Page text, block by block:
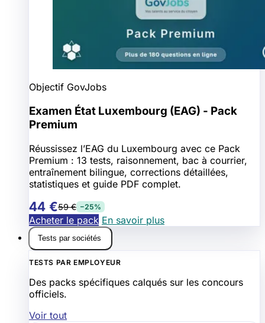
Objectif GovJobs
Examen État Luxembourg (EAG) - Pack
Premium
Réussissez l’EAG du Luxembourg avec ce Pack
Premium : 13 tests, raisonnement, bac à courrier,
entraînement bilingue, corrections détaillées,
statistiques et guide PDF complet.
44 €59 € −25%
Acheter le pack En savoir plus
Tests par sociétés
TESTS PAR EMPLOYEUR
Des packs spécifiques calqués sur les concours
officiels.
Voir tout